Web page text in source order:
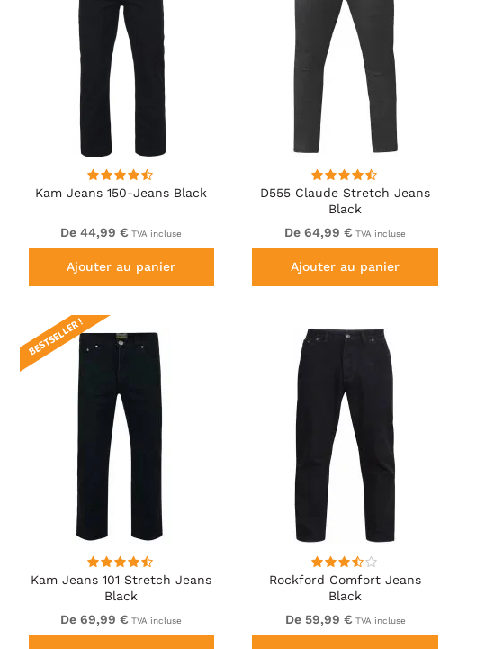
Kam Jeans 150-Jeans Black
De 44,99 € TVA incluse
Ajouter au panier
D555 Claude Stretch Jeans
Black
De 64,99 € TVA incluse
Ajouter au panier
Kam Jeans 101 Stretch Jeans
Black
BESTSELLER !
De 69,99 € TVA incluse
Rockford Comfort Jeans
Black
De 59,99 € TVA incluse